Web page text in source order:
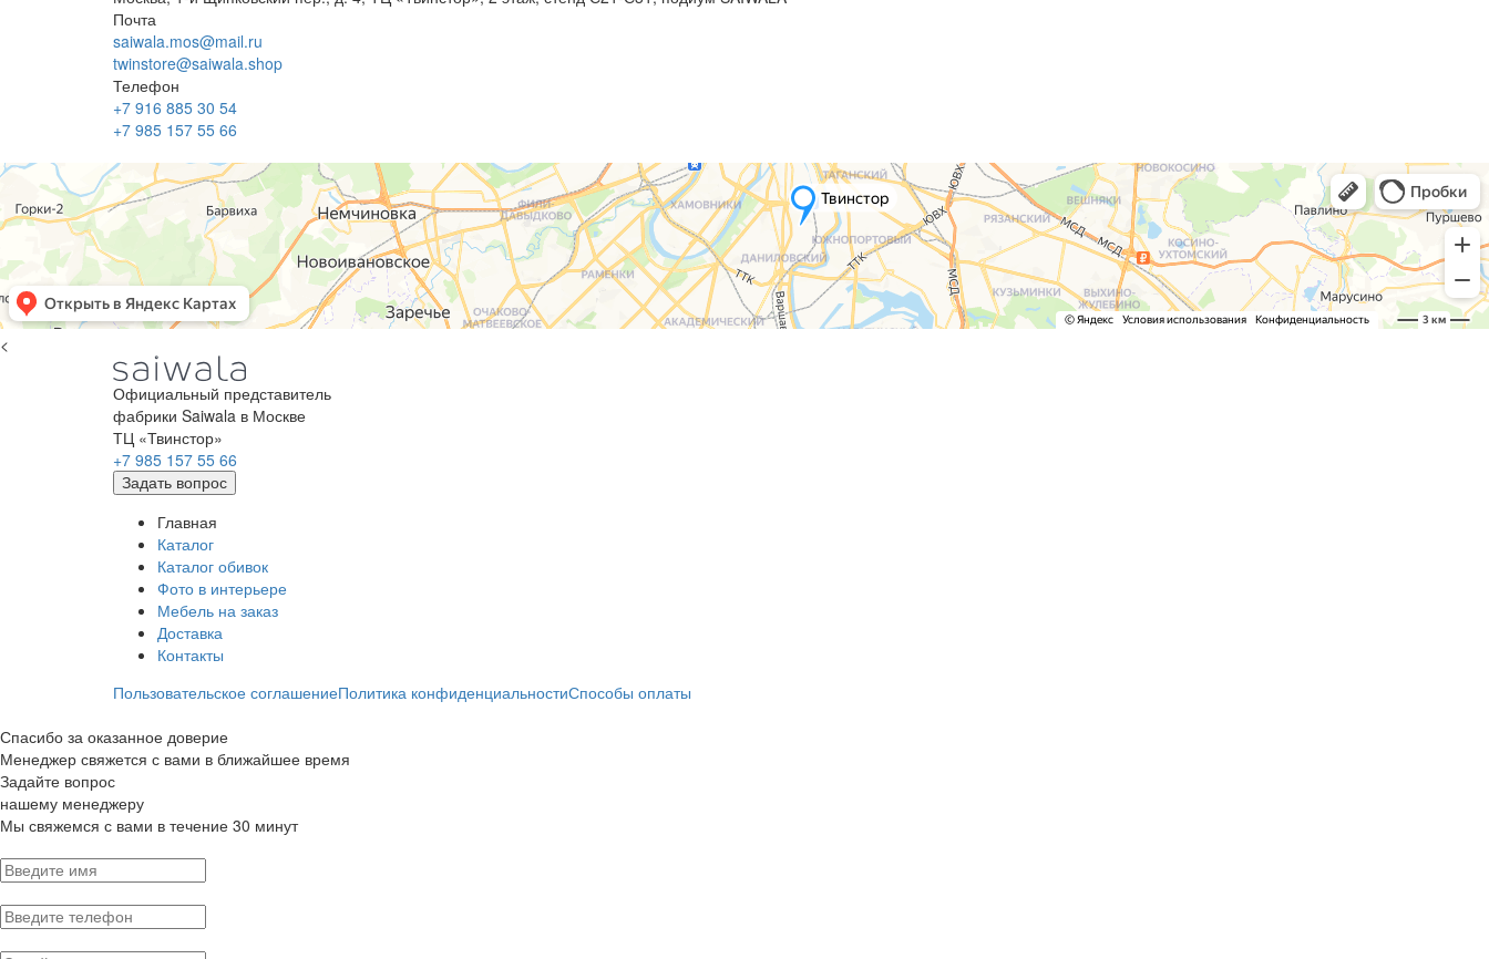
Почта
saiwala.mos@mail.ru
twinstore@saiwala.shop
Телефон
+7 916 885 30 54
+7 985 157 55 66
<
Официальный представитель
фабрики Saiwala в Москве
ТЦ «Твинстор»
+7 985 157 55 66
Задать вопрос
Главная
Каталог
Каталог обивок
Фото в интерьере
Мебель на заказ
Доставка
Контакты
Пользовательское соглашениеПолитика конфиденциальностиСпособы оплаты
Спасибо за оказанное доверие
Менеджер свяжется с вами в ближайшее время
Задайте вопрос
нашему менеджеру
Мы свяжемся с вами в течение 30 минут